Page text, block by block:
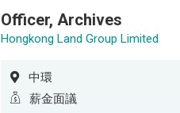
Officer, Archives
Hongkong Land Group Limited
中環
薪金面議